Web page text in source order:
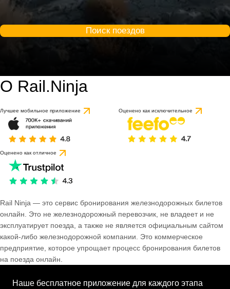
Поиск поездов
О Rail.Ninja
Лучшее мобильное приложение Оценено как исключительное
Оценено как отличное
Rail Ninja — это сервис бронирования железнодорожных билетов
онлайн. Это не железнодорожный перевозчик, не владеет и не
эксплуатирует поезда, а также не является официальным сайтом
какой-либо железнодорожной компании. Это коммерческое
предприятие, которое упрощает процесс бронирования билетов
на поезда онлайн.
Наше бесплатное приложение для каждого этапа